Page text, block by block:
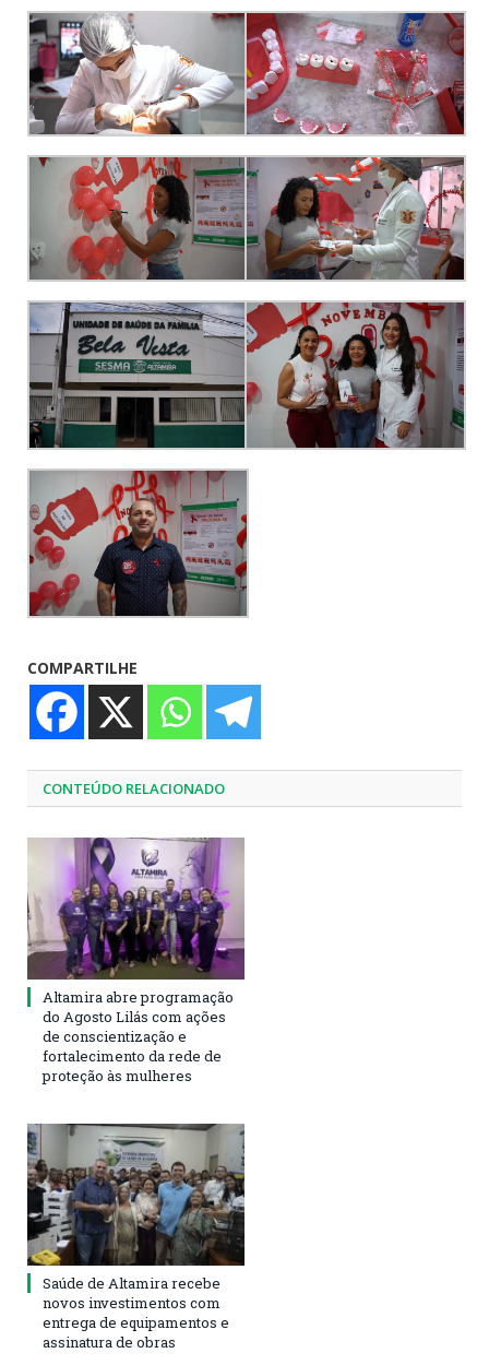
COMPARTILHE
CONTEÚDO RELACIONADO
Altamira abre programação
do Agosto Lilás com ações
de conscientização e
fortalecimento da rede de
proteção às mulheres
Saúde de Altamira recebe
novos investimentos com
entrega de equipamentos e
assinatura de obras